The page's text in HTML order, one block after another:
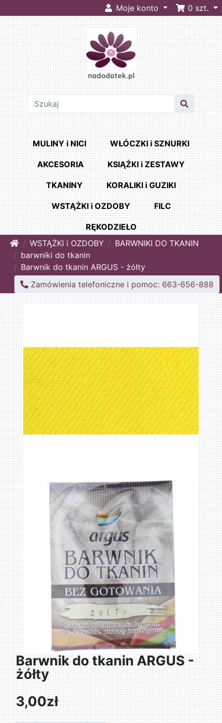
Moje konto 0 szt.
MULINY i NICI WŁÓCZKI i SZNURKI
AKCESORIA KSIĄŻKI i ZESTAWY
TKANINY KORALIKI i GUZIKI
WSTĄŻKI i OZDOBY FILC
RĘKODZIEŁO
HomeWSTĄŻKI i OZDOBY
BARWNIKI DO TKANIN
barwniki do tkanin
Barwnik do tkanin ARGUS - żółty
Zamówienia telefoniczne i pomoc: 663-656-888
Barwnik do tkanin ARGUS -
żółty
3,00zł